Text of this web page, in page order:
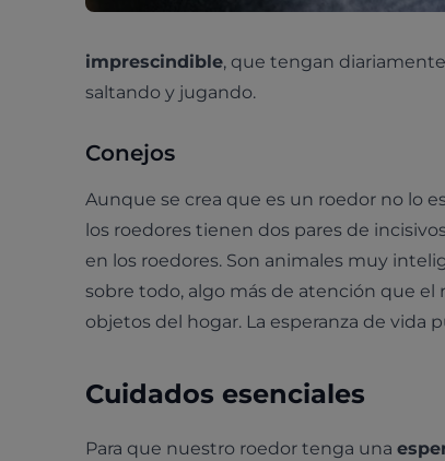
imprescindible, que tengan
saltando y jugando.
Conejos
Aunque se crea que es un roedor no lo
los roedores tienen dos pares de
en los roedores. Son animales muy
sobre todo, algo más de atención que
objetos del hogar. La esperanza de vida
Cuidados esenciales
Para que nuestro roedor tenga una